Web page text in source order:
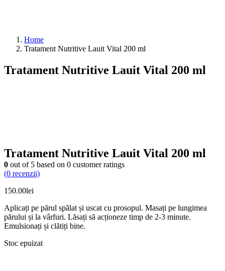
Home
Tratament Nutritive Lauit Vital 200 ml
Tratament Nutritive Lauit Vital 200 ml
Tratament Nutritive Lauit Vital 200 ml
0 out of 5 based on 0 customer ratings
(0 recenzii)
150.00lei
Aplicați pe părul spălat și uscat cu prosopul. Masați pe lungimea
părului și la vârfuri. Lăsați să acționeze timp de 2-3 minute.
Emulsionați și clătiți bine.
Stoc epuizat